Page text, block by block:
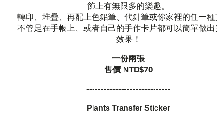
飾上有無限多的樂趣。
轉印、堆疊、再配上色鉛筆、代針筆或你家裡的任一種
不管是在手帳上、或者自己的手作卡片都可以簡單做出
效果！
一份兩張
售價 NTD$70
-----------------------------
Plants Transfer Sticker